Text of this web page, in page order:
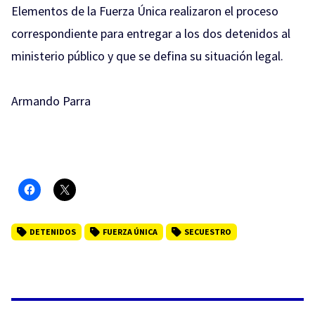
Elementos de la Fuerza Única realizaron el proceso
correspondiente para entregar a los dos detenidos al
ministerio público y que se defina su situación legal.
Armando Parra
DETENIDOS FUERZA ÚNICA SECUESTRO